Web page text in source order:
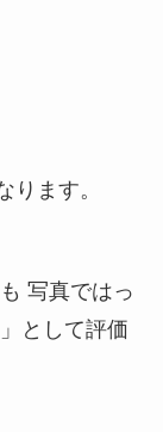
ります。
写真ではっ
として評価